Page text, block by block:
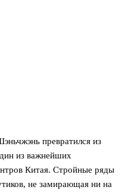
превратился из
из важнейших
Китая. Стройные ряды
не замирающая ни на